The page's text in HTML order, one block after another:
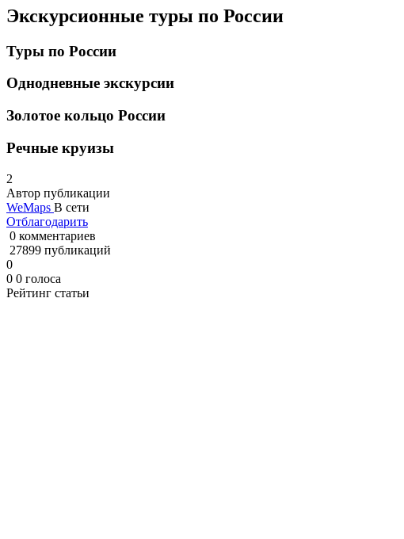
Экскурсионные туры по России
Туры по России
Однодневные экскурсии
Золотое кольцо России
Речные круизы
2
Автор публикации
WeMaps В сети
Отблагодарить
0 комментариев
27899 публикаций
0
0 0 голоса
Рейтинг статьи